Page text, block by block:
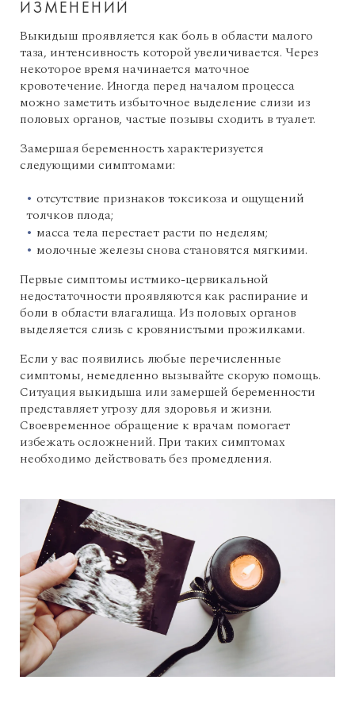
ИЗМЕНЕНИЙ
Выкидыш проявляется как боль в области малого
таза, интенсивность которой увеличивается. Через
некоторое время начинается маточное
кровотечение. Иногда перед началом процесса
можно заметить избыточное выделение слизи из
половых органов, частые позывы сходить в туалет.
Замершая беременность характеризуется
следующими симптомами:
отсутствие признаков токсикоза и ощущений
толчков плода;
масса тела перестает расти по неделям;
молочные железы снова становятся мягкими.
Первые симптомы истмико-цервикальной
недостаточности проявляются как распирание и
боли в области влагалища. Из половых органов
выделяется слизь с кровянистыми прожилками.
Если у вас появились любые перечисленные
симптомы, немедленно вызывайте скорую помощь.
Ситуация выкидыша или замершей беременности
представляет угрозу для здоровья и жизни.
Своевременное обращение к врачам помогает
избежать осложнений. При таких симптомах
необходимо действовать без промедления.